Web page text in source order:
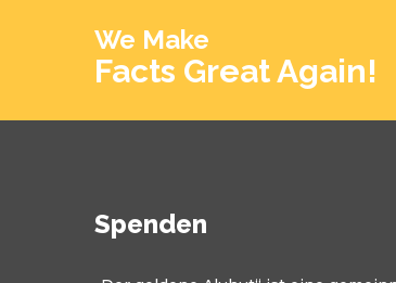
We Make
Facts Great Again!
Spenden